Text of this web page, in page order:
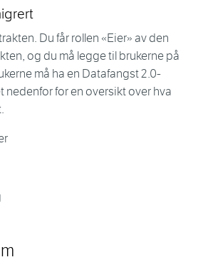
Du får rollen «Eier» av den
og du må legge til brukerne på
må ha en Datafangst 2.0-
nedenfor for en oversikt over hva